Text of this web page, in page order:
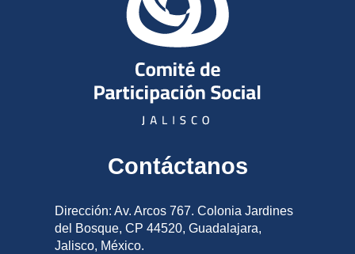
Contáctanos
Dirección: Av. Arcos 767. Colonia Jardines
del Bosque, CP 44520, Guadalajara,
Jalisco, México.